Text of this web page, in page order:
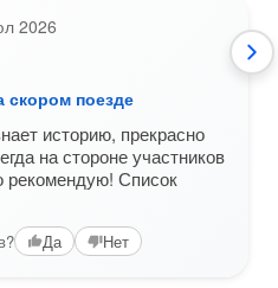
2026
скором поезде
историю, прекрасно
на стороне участников
рекомендую! Список
Да Нет